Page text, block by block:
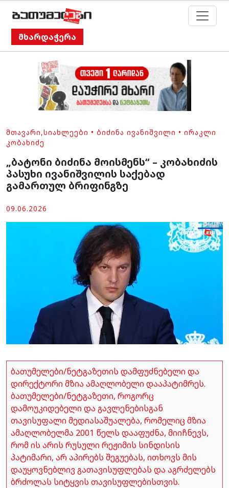
მხარდაჭერა
ᲛᲗᲐᲕᲐᲠᲘ,ᲡᲘᲐᲮᲚᲔᲔᲑᲘ • ᲑᲘᲫᲘᲜᲐ ᲘᲕᲐᲜᲘᲨᲕᲘᲚᲘ • ᲘᲠᲐᲙᲚᲘ
ᲙᲝᲑᲐᲮᲘᲫᲔ
„ბატონი ბიძინა მოისმენს“ – კობახიძის
პასუხი ივანიშვილის საქებად
გამართულ ბრიფინგზე
09.06.2026
ბათუმელები/ნეტგაზეთის დამფუძნებელი და
დირექტორი მზია ამაღლობელი დააპატიმრეს.
ბათუმელები/ნეტგაზეთი, როგორც
დამოუკიდებელი და გავლენებისგან
თავისუფალი მედიასაშუალება, რომელიც მზია
ამაღლობელმა 2001 წელს დააფუძნა, მიიჩნევს,
რომ ის არის რუსული რეჟიმის სინდისის
პატიმარი, არ აპირებს შეგუებას, ითხოვს მის
დაუყოვნებლივ გათავისუფლებას და აგრძელებს
ბრძოლას სიტყვის თავისუფლებისთვის.